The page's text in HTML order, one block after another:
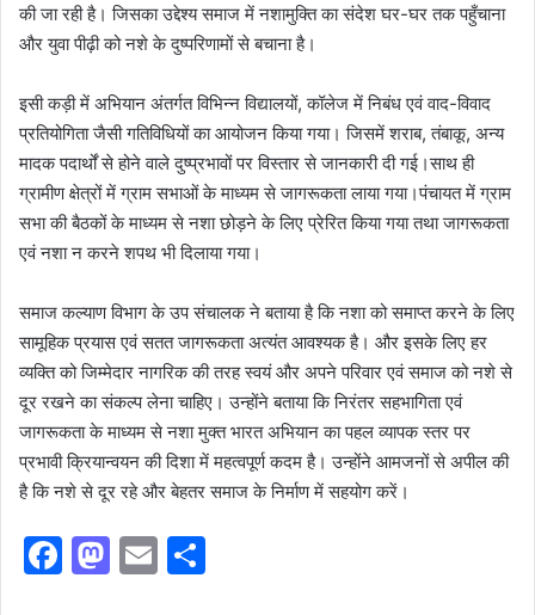
की जा रही है। जिसका उद्देश्य समाज में नशामुक्ति का संदेश घर-घर तक पहुँचाना
और युवा पीढ़ी को नशे के दुष्परिणामों से बचाना है।
इसी कड़ी में अभियान अंतर्गत विभिन्न विद्यालयों, कॉलेज में निबंध एवं वाद-विवाद
प्रतियोगिता जैसी गतिविधियों का आयोजन किया गया। जिसमें शराब, तंबाकू, अन्य
मादक पदार्थों से होने वाले दुष्प्रभावों पर विस्तार से जानकारी दी गई।साथ ही
ग्रामीण क्षेत्रों में ग्राम सभाओं के माध्यम से जागरूकता लाया गया।पंचायत में ग्राम
सभा की बैठकों के माध्यम से नशा छोड़ने के लिए प्रेरित किया गया तथा जागरूकता
एवं नशा न करने शपथ भी दिलाया गया।
समाज कल्याण विभाग के उप संचालक ने बताया है कि नशा को समाप्त करने के लिए
सामूहिक प्रयास एवं सतत जागरूकता अत्यंत आवश्यक है। और इसके लिए हर
व्यक्ति को जिम्मेदार नागरिक की तरह स्वयं और अपने परिवार एवं समाज को नशे से
दूर रखने का संकल्प लेना चाहिए। उन्होंने बताया कि निरंतर सहभागिता एवं
जागरूकता के माध्यम से नशा मुक्त भारत अभियान का पहल व्यापक स्तर पर
प्रभावी क्रियान्वयन की दिशा में महत्वपूर्ण कदम है। उन्होंने आमजनों से अपील की
है कि नशे से दूर रहे और बेहतर समाज के निर्माण में सहयोग करें।
F
M E